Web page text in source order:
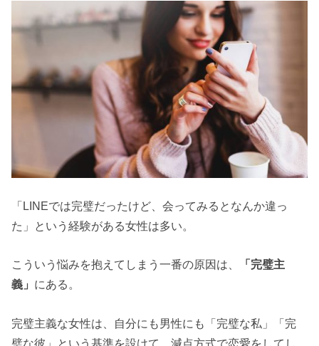
「LINEでは完璧だったけど、会ってみるとなんか違っ
た」という経験がある女性は多い。
こういう悩みを抱えてしまう一番の原因は、
「完璧主
義」 にある。
完璧主義な女性は、自分にも男性にも「完璧な私」「完
璧な彼」という基準を設けて、減点方式で恋愛をしてし